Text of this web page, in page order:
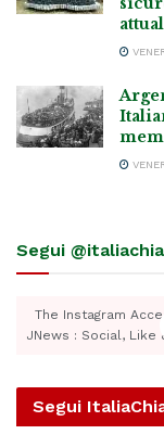
Segui
The Instagram
JNews : Social, Like
Segui